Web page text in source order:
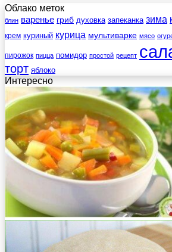
Облако меток
блин варенье гриб духовка запеканка зима
крем куриный курица мультиварке мясо
пирожок пицца помидор простой рецепт
торт яблоко
Интересно